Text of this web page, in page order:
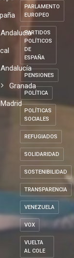
Andalucia
Andalucía
Granada
Madrid
PARLAMENTO
EUROPEO
PARTIDOS
POLÍTICOS
DE
ESPAÑA
PENSIONES
POLÍTICA
POLÍTICAS
SOCIALES
REFUGIADOS
SOLIDARIDAD
SOSTENIBILIDAD
TRANSPARENCIA
VENEZUELA
VOX
VUELTA
AL COLE